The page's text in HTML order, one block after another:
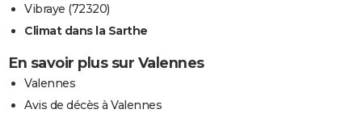
Vibraye (72320)
Climat dans la Sarthe
En savoir plus sur Valennes
Valennes
Avis de décès à Valennes